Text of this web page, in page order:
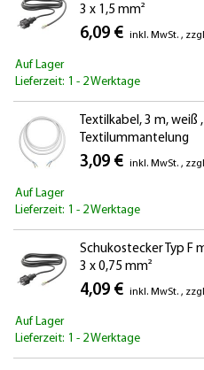
3 x 1,5 mm²
6,09 € inkl. MwSt. ,
Auf Lager
Lieferzeit: 1 - 2 Werktage
Textilkabel, 3 m, weiß
Textilummantelung
3,09 € inkl. MwSt. ,
Auf Lager
Lieferzeit: 1 - 2 Werktage
Schukostecker Typ F
3 x 0,75 mm²
4,09 € inkl. MwSt. ,
Auf Lager
Lieferzeit: 1 - 2 Werktage